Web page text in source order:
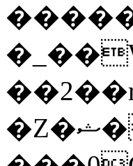
�Z�ޝ��V�}Y�I�ծ�O�����S��]z��w��7�޷�����h���u��7w.ϻ���8X��ͮ�����W�dm�Jߜ��q/>?